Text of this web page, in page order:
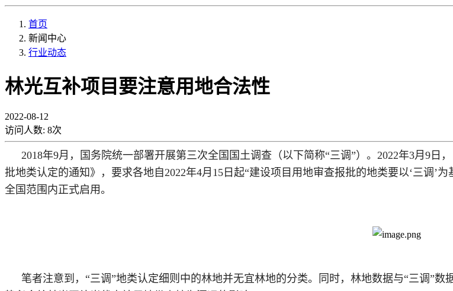
首页
新闻中心
行业动态
林光互补项目要注意用地合法性
2022-08-12
访问人数: 8次
2018年9月，国务院统一部署开展第三次全国国土调查（以下简称“三调”）。2022年3月9
批地类认定的通知》，要求各地自2022年4月15日起“建设项目用地审查报批的地类要以‘三调’
全国范围内正式启用。
笔者注意到， “三调”地类认定细则中的林地并无宜林地的分类。同时，林地数据与“三调”